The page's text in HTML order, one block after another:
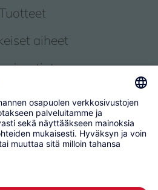
aiheet
meistä
Management AG